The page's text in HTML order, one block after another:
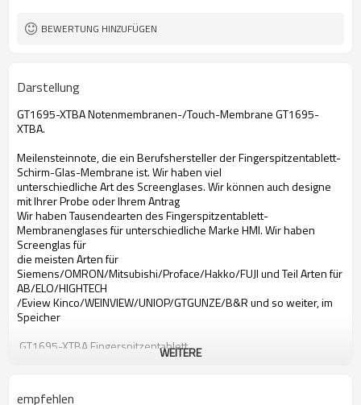
BEWERTUNG HINZUFÜGEN
Darstellung
GT1695-XTBA Notenmembranen-/Touch-Membrane GT1695-
XTBA.
Meilensteinnote, die ein Berufshersteller der Fingerspitzentablett-
Schirm-Glas-Membrane ist. Wir haben viel
unterschiedliche Art des Screenglases. Wir können auch designe
mit Ihrer Probe oder Ihrem Antrag
Wir haben Tausendearten des Fingerspitzentablett-
Membranenglases für unterschiedliche Marke HMI. Wir haben
Screenglas für
die meisten Arten für
Siemens/OMRON/Mitsubishi/Proface/Hakko/FUJI und Teil Arten für
AB/ELO/HIGHTECH
/Eview Kinco/WEINVIEW/UNIOP/GTGUNZE/B&R und so weiter, im
Speicher
GT1695-XTBA Fingerspitzentablett
Fingerspitzentablett Mitsubishi-GT1695-XTBA
WEITERE
empfehlen